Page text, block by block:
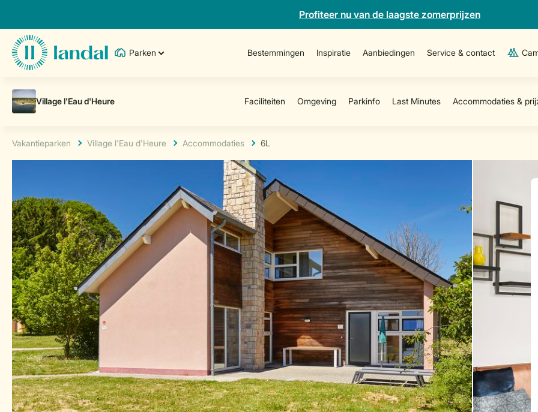
Profiteer nu van de laagste zomerprijzen
Parken Bestemmingen Inspiratie Aanbiedingen Service & contact
Vakantieparken Village l'Eau d'Heure Accommodaties 6L